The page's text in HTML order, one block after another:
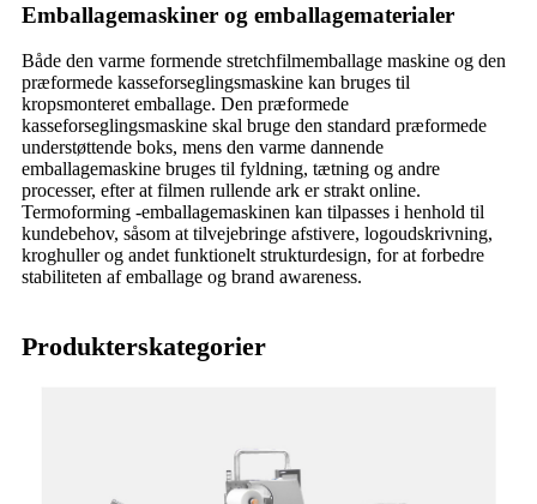
Emballagemaskiner og emballagematerialer
Både den varme formende stretchfilmemballage maskine og den
præformede kasseforseglingsmaskine kan bruges til
kropsmonteret emballage. Den præformede
kasseforseglingsmaskine skal bruge den standard præformede
understøttende boks, mens den varme dannende
emballagemaskine bruges til fyldning, tætning og andre
processer, efter at filmen rullende ark er strakt online.
Termoforming -emballagemaskinen kan tilpasses i henhold til
kundebehov, såsom at tilvejebringe afstivere, logoudskrivning,
kroghuller og andet funktionelt strukturdesign, for at forbedre
stabiliteten af ​​emballage og brand awareness.
Produkterskategorier